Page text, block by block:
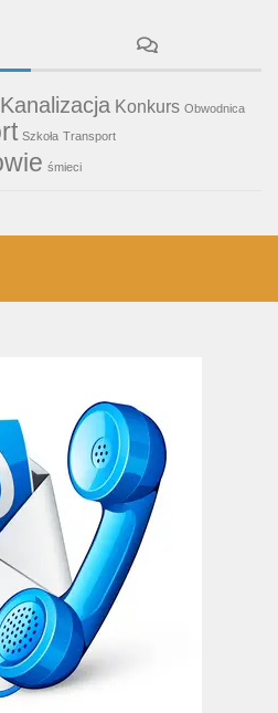
Kanalizacja Konkurs Obwodnica
Szkoła Transport
śmieci